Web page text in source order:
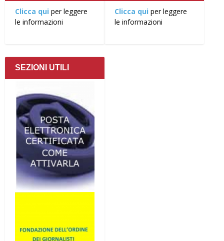
Clicca qui per leggere
le informazioni
Clicca qui per leggere
le informazioni
SEZIONI UTILI